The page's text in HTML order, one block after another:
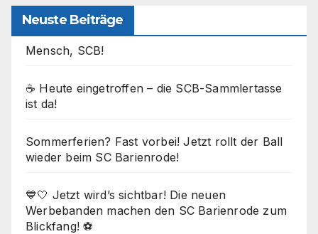
Neuste Beiträge
Mensch, SCB!
☕ Heute eingetroffen – die SCB-Sammlertasse
ist da!
Sommerferien? Fast vorbei! Jetzt rollt der Ball
wieder beim SC Barienrode!
💙🤍 Jetzt wird’s sichtbar! Die neuen
Werbebanden machen den SC Barienrode zum
Blickfang! ⚽